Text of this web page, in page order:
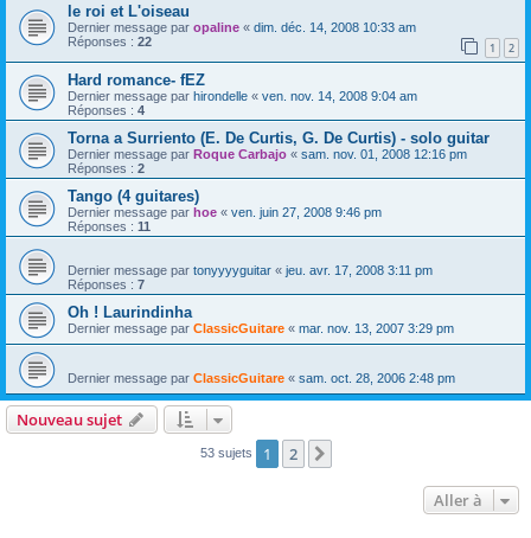
le roi et L'oiseau
Dernier message par opaline « dim. déc. 14, 2008 10:33 am
Réponses : 22 1 2
Hard romance- fEZ
Dernier message par hirondelle « ven. nov. 14, 2008 9:04 am
Réponses : 4
Torna a Surriento (E. De Curtis, G. De Curtis) - solo guitar
Dernier message par Roque Carbajo « sam. nov. 01, 2008 12:16 pm
Réponses : 2
Tango (4 guitares)
Dernier message par hoe « ven. juin 27, 2008 9:46 pm
Réponses : 11
Dernier message par tonyyyyguitar « jeu. avr. 17, 2008 3:11 pm
Réponses : 7
Oh ! Laurindinha
Dernier message par ClassicGuitare « mar. nov. 13, 2007 3:29 pm
Dernier message par ClassicGuitare « sam. oct. 28, 2006 2:48 pm
Nouveau sujet
53 sujets 1 2
Aller à